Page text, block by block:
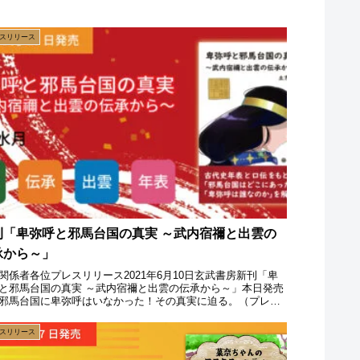
リリース
「卑弥呼と邪馬台国の真実 ～武内宿禰と出雲の
ら～」
係者各位プレスリリース2021年6月10日玄武書房新刊「卑
邪馬台国の真実 ～武内宿禰と出雲の伝承から～」本日発売
馬台国に卑弥呼はいなかった！その真実に迫る。（プレス
リリース